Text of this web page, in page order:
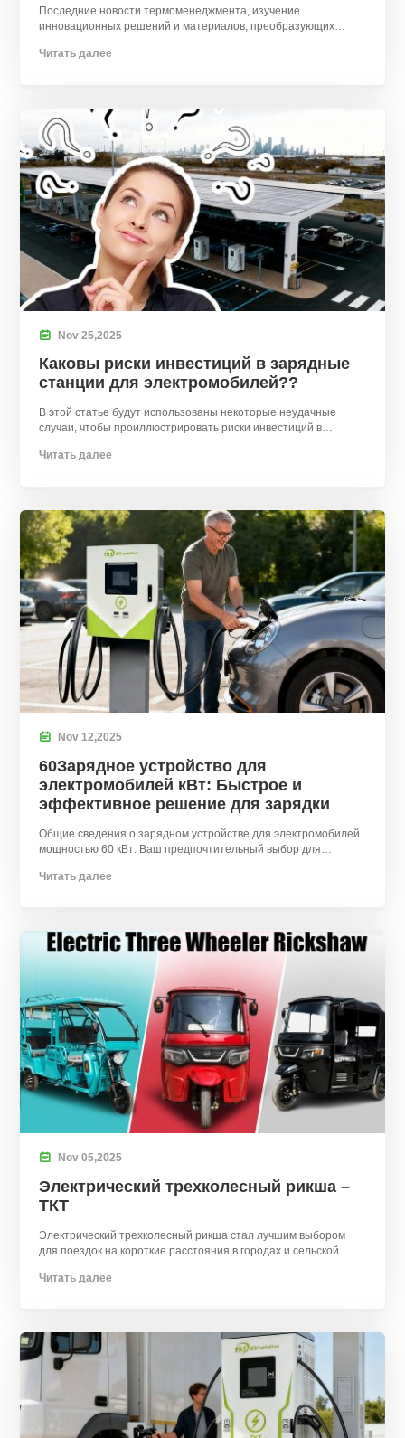
Последние новости термоменеджмента, изучение
инновационных решений и материалов, преобразующих
Читать далее
 Nov 25,2025
Каковы риски инвестиций в зарядные
станции для электромобилей??
В этой статье будут использованы некоторые неудачные
случаи, чтобы проиллюстрировать риски инвестиций в
вам интересно!
Читать далее
 Nov 12,2025
60Зарядное устройство для
электромобилей кВт: Быстрое и
эффективное решение для зарядки
Общие сведения о зарядном устройстве для электромобилей
мощностью 60 кВт: Ваш предпочтительный выбор для
электромобилей. ТКТ – профессиональный производитель..
Читать далее
 Nov 05,2025
Электрический трехколесный рикша –
ТКТ
Электрический трехколесный рикша стал лучшим выбором
для поездок на короткие расстояния в городах и сельской
Читать далее